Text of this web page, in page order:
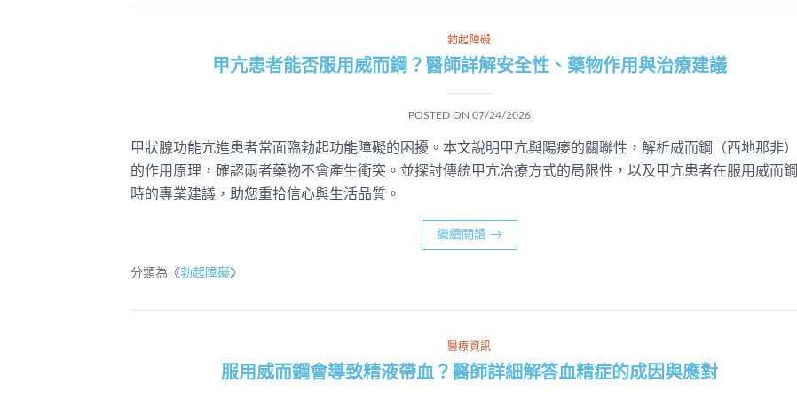
勃起障礙
甲亢患者能否服用威而鋼？醫師詳解安全性、藥物作用與治療建議
POSTED ON 07/24/2026
甲狀腺功能亢進患者常面臨勃起功能障礙的困擾。本文說明甲亢與陽痿的關聯性，解析威而鋼（西地那非）
的作用原理，確認兩者藥物不會產生衝突。並探討傳統甲亢治療方式的局限性，以及甲亢患者在服用威而鋼
時的專業建議，助您重拾信心與生活品質。
繼續閱讀 →
分類為《勃起障礙》
醫療資訊
服用威而鋼會導致精液帶血？醫師詳細解答血精症的成因與應對